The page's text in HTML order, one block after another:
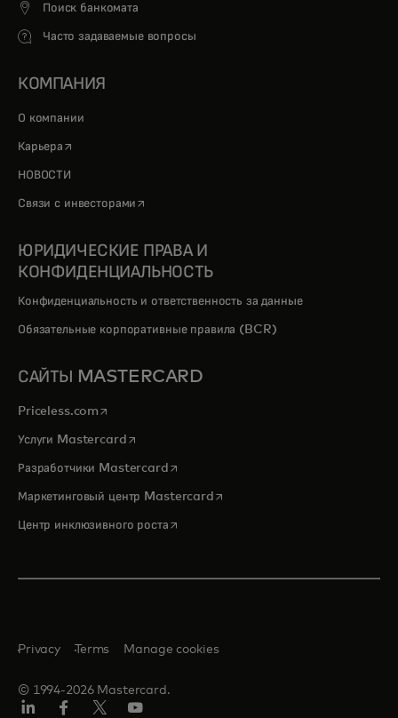
Поиск банкомата
Часто задаваемые вопросы
КОМПАНИЯ
О компании
Карьера opens in a new tab
НОВОСТИ
Связи с инвесторами opens in a new tab
ЮРИДИЧЕСКИЕ ПРАВА И
КОНФИДЕНЦИАЛЬНОСТЬ
Конфиденциальность и ответственность за данные
Обязательные корпоративные правила (BCR)
САЙТЫ MASTERCARD
Priceless.com opens in a new tab
Услуги Mastercardopens in a new tab
Разработчики Mastercardopens in a new tab
Маркетинговый центр Mastercardopens in a new tab
Центр инклюзивного ростаopens in a new tab
© 1994-2026 Mastercard.
Privacy Terms Manage cookies